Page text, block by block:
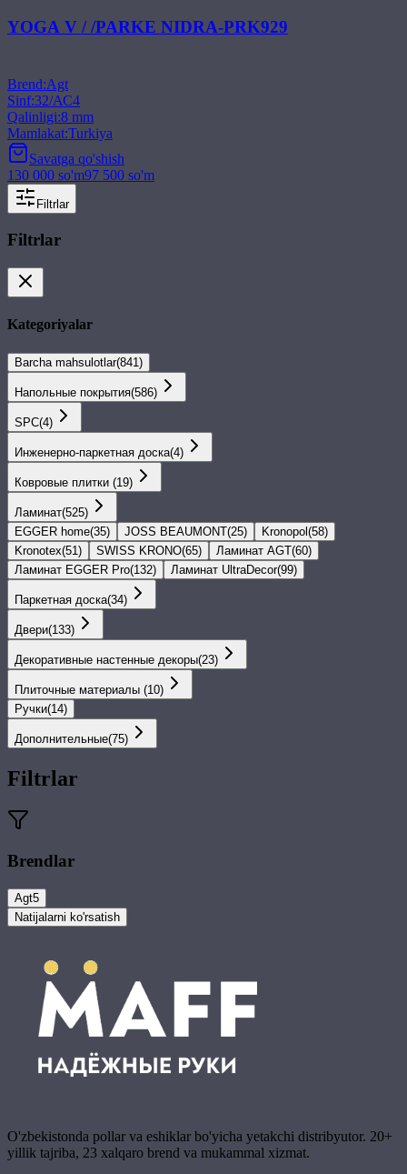
YOGA V / /PARKE NIDRA-PRK929
Brend:Agt
Sinf:32/АС4
Qalinligi:8 mm
Mamlakat:Turkiya
Savatga qo'shish
130 000 so'm97 500 so'm
Filtrlar
Filtrlar
Kategoriyalar
Barcha mahsulotlar(841)
Напольные покрытия(586)
SPС(4)
Инженерно-паркетная доска(4)
Ковровые плитки (19)
Ламинат(525)
EGGER home(35) JOSS BEAUMONT(25) Kronopol(58)
Kronotex(51) SWISS KRONO(65) Ламинат AGT(60)
Ламинат EGGER Pro(132) Ламинат UltraDecor(99)
Паркетная доска(34)
Двери(133)
Декоративные настенные декоры(23)
Плиточные материалы (10)
Ручки(14)
Дополнительные(75)
Filtrlar
Brendlar
Agt5
Natijalarni ko'rsatish
O'zbekistonda pollar va eshiklar bo'yicha yetakchi distribyutor. 20+
yillik tajriba, 23 xalqaro brend va mukammal xizmat.